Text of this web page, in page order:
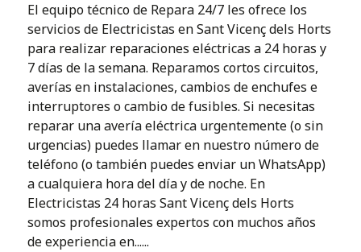
El equipo técnico de Repara 24/7 les ofrece los
servicios de Electricistas en Sant Vicenç dels Horts
para realizar reparaciones eléctricas a 24 horas y
7 días de la semana. Reparamos cortos circuitos,
averías en instalaciones, cambios de enchufes e
interruptores o cambio de fusibles. Si necesitas
reparar una avería eléctrica urgentemente (o sin
urgencias) puedes llamar en nuestro número de
teléfono (o también puedes enviar un WhatsApp)
a cualquiera hora del día y de noche. En
Electricistas 24 horas Sant Vicenç dels Horts
somos profesionales expertos con muchos años
de experiencia en......